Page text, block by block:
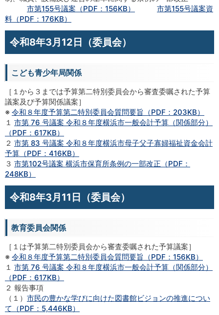
市第155号議案（PDF：156KB）
市第155号議案資
料（PDF：176KB）
令和8年3月12日（委員会）
こども青少年局関係
［１から３までは予算第二特別委員会から審査委嘱された予算
議案及び予算関係議案］
※ 令和８年度予算第二特別委員会質問要旨（PDF：203KB）
１ 市第 76 号議案 令和８年度横浜市一般会計予算（関係部分）
（PDF：617KB）
２ 市第 83 号議案 令和８年度横浜市母子父子寡婦福祉資金会計
予算（PDF：416KB）
３ 市第102号議案 横浜市保育所条例の一部改正（PDF：
248KB）
令和8年3月11日（委員会）
教育委員会関係
［１は予算第二特別委員会から審査委嘱された予算議案］
※ 令和８年度予算第二特別委員会質問要旨（PDF：156KB）
１ 市第 76 号議案 令和８年度横浜市一般会計予算（関係部分）
（PDF：617KB）
２ 報告事項
（１） 市民の豊かな学びに向けた図書館ビジョンの推進につい
て（PDF：5,446KB）